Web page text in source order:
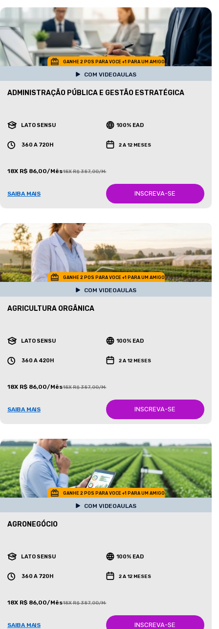
GANHE 2 POS PARA VOCE +1 PARA UM AMIGO
COM VIDEOAULAS
ADMINISTRAÇÃO PÚBLICA E GESTÃO ESTRATÉGICA
LATO SENSU 100% EAD
360 A 720H 2 A 12 MESES
18X R$ 86,00/Mês18X R$ 387,00/Mês
SAIBA MAIS INSCREVA-SE
GANHE 2 POS PARA VOCE +1 PARA UM AMIGO
COM VIDEOAULAS
AGRICULTURA ORGÂNICA
LATO SENSU 100% EAD
360 A 420H 2 A 12 MESES
18X R$ 86,00/Mês18X R$ 387,00/Mês
SAIBA MAIS INSCREVA-SE
GANHE 2 POS PARA VOCE +1 PARA UM AMIGO
COM VIDEOAULAS
AGRONEGÓCIO
LATO SENSU 100% EAD
360 A 720H 2 A 12 MESES
18X R$ 86,00/Mês18X R$ 387,00/Mês
SAIBA MAIS INSCREVA-SE